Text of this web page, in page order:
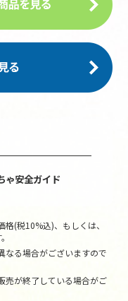
ゃ安全ガイド
(税10%込)、もしくは、
る場合がございますので
売が終了している場合がご